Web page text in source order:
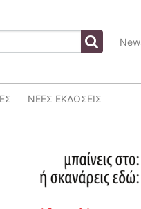
ΝΕΕΣ ΕΚΔΟΣΕΙΣ